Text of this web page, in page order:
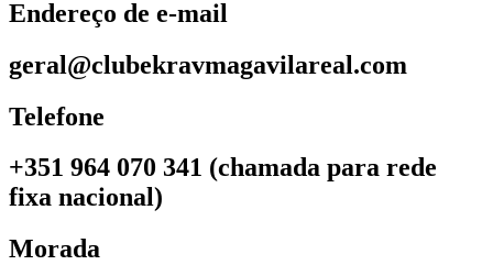
Endereço de e-mail
geral@clubekravmagavilareal.com
Telefone
+351 964 070 341 (chamada para rede
fixa nacional)
Morada